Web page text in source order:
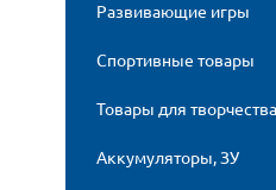
Развивающие игры
Спортивные товары
Товары для творчества
Аккумуляторы, ЗУ